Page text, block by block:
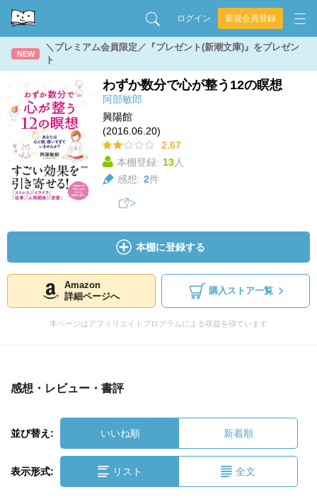
ログイン 新規会員登録
NEW
＼プレミアム会員限定／『プレゼント(新潮文庫)』をプレゼン
ト
わずか数分で心が整う12の瞑想
阿部敏郎
興陽館
(2016.06.20)
2.67
本棚登録: 13人
感想: 2件
本棚に登録する
Amazon
詳細ページへ
購入ストア一覧
本ページはアフィリエイトプログラムによる収益を得ています
感想・レビュー・書評
並び替え: いいね順 新着順
表示形式: リスト 全文